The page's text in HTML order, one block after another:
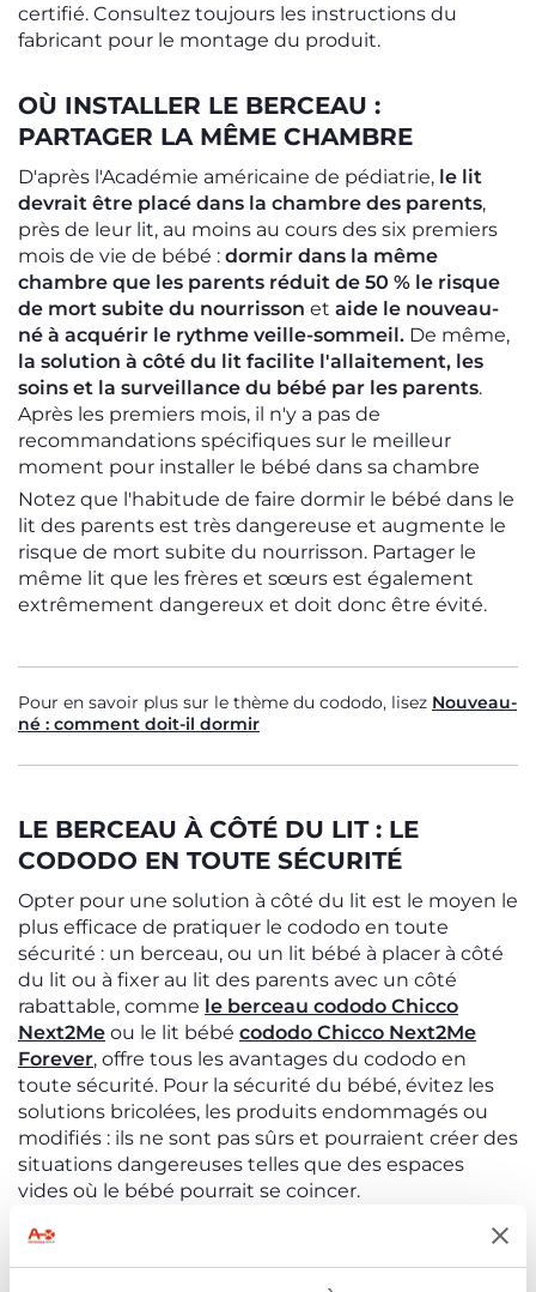
certifié. Consultez toujours les instructions du
fabricant pour le montage du produit.
OÙ INSTALLER LE BERCEAU :
PARTAGER LA MÊME CHAMBRE
D'après l'Académie américaine de pédiatrie, le lit
devrait être placé dans la chambre des parents,
près de leur lit, au moins au cours des six premiers
mois de vie de bébé : dormir dans la même
chambre que les parents réduit de 50 % le risque
de mort subite du nourrisson et aide le nouveau-
né à acquérir le rythme veille-sommeil. De même,
la solution à côté du lit facilite l'allaitement, les
soins et la surveillance du bébé par les parents.
Après les premiers mois, il n'y a pas de
recommandations spécifiques sur le meilleur
moment pour installer le bébé dans sa chambre
Notez que l'habitude de faire dormir le bébé dans le
lit des parents est très dangereuse et augmente le
risque de mort subite du nourrisson. Partager le
même lit que les frères et sœurs est également
extrêmement dangereux et doit donc être évité.
Pour en savoir plus sur le thème du cododo, lisez Nouveau-
né : comment doit-il dormir
LE BERCEAU À CÔTÉ DU LIT : LE
CODODO EN TOUTE SÉCURITÉ
Opter pour une solution à côté du lit est le moyen le
plus efficace de pratiquer le cododo en toute
sécurité : un berceau, ou un lit bébé à placer à côté
du lit ou à fixer au lit des parents avec un côté
rabattable, comme le berceau cododo Chicco
Next2Me ou le lit bébé cododo Chicco Next2Me
Forever, offre tous les avantages du cododo en
toute sécurité. Pour la sécurité du bébé, évitez les
solutions bricolées, les produits endommagés ou
modifiés : ils ne sont pas sûrs et pourraient créer des
situations dangereuses telles que des espaces
vides où le bébé pourrait se coincer.